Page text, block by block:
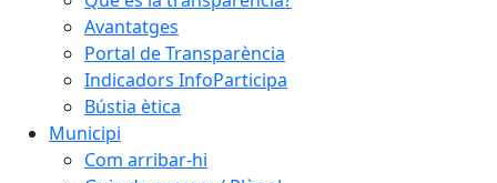
Avantatges
Portal de Transparència
Indicadors InfoParticipa
Bústia ètica
Municipi
Com arribar-hi